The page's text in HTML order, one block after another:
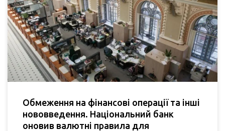
Обмеження на фінансові операції та інші
нововведення. Національний банк
оновив валютні правила для